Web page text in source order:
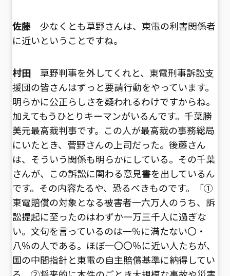
佐藤少なくとも草野さんは、東電の利害関係者
に近いということですね。
村田草野判事を外してくれと、東電刑事訴訟支
援団の皆さんはずっと要請行動をやっています。
明らかに公正らしさを疑われるわけですからね。
加えてもうひとりキーマンがいるんです。千葉勝
美元最高裁判事です。この人が最高裁の事務総局
にいたとき、菅野さんの上司だった。後藤さん
は、そういう関係も明らかにしている。その千葉
さんが、この訴訟に関わる意見書を出しているん
です。その内容たるや、恐るべきものです。「①
東電賠償の対象となる被害者一六万人のうち、訴
訟提起に至ったのはわずか一万三千人に過ぎな
い。文句を言っているのは一％に満たない〇・
八％の人である。ほぼ一〇〇％に近い人たちが、
国の中間指針と東電の自主賠償基準に納得してい